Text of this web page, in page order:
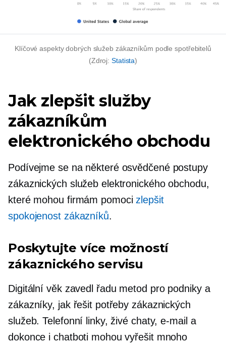
Klíčové aspekty dobrých služeb zákazníkům podle spotřebitelů
(Zdroj:Statista)
Jak zlepšit služby
zákazníkům
elektronického obchodu
Podívejme se na některé osvědčené postupy
zákaznických služeb elektronického obchodu,
které mohou firmám pomoci zlepšit
spokojenost zákazníků.
Poskytujte více možností
zákaznického servisu
Digitální věk zavedl řadu metod pro podniky a
zákazníky, jak řešit potřeby zákaznických
služeb. Telefonní linky, živé chaty, e-mail a
dokonce i chatboti mohou vyřešit mnoho